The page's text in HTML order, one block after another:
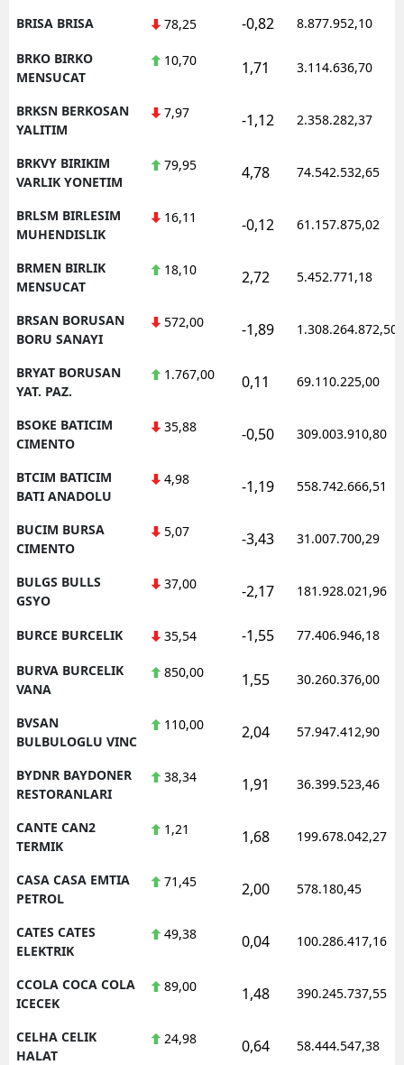
BRISA BRISA 78,25 -0,82 8.877.952,10
BRKO BIRKO
MENSUCAT
10,70 1,71 3.114.636,70
BRKSN BERKOSAN
YALITIM
7,97 -1,12 2.358.282,37
BRKVY BIRIKIM
VARLIK YONETIM
79,95 4,78 74.542.532,65
BRLSM BIRLESIM
MUHENDISLIK
16,11 -0,12 61.157.875,02
BRMEN BIRLIK
MENSUCAT
18,10 2,72 5.452.771,18
BRSAN BORUSAN
BORU SANAYI
572,00 -1,89 1.308.264.872,50
BRYAT BORUSAN
YAT. PAZ.
1.767,00 0,11 69.110.225,00
BSOKE BATICIM
CIMENTO
35,88 -0,50 309.003.910,80
BTCIM BATICIM
BATI ANADOLU
4,98 -1,19 558.742.666,51
BUCIM BURSA
CIMENTO
5,07 -3,43 31.007.700,29
BULGS BULLS
GSYO
37,00 -2,17 181.928.021,96
BURCE BURCELIK 35,54 -1,55 77.406.946,18
BURVA BURCELIK
VANA
850,00 1,55 30.260.376,00
BVSAN
BULBULOGLU VINC
110,00 2,04 57.947.412,90
BYDNR BAYDONER
RESTORANLARI
38,34 1,91 36.399.523,46
CANTE CAN2
TERMIK
1,21 1,68 199.678.042,27
CASA CASA EMTIA
PETROL
71,45 2,00 578.180,45
CATES CATES
ELEKTRIK
49,38 0,04 100.286.417,16
CCOLA COCA COLA
ICECEK
89,00 1,48 390.245.737,55
CELHA CELIK
HALAT
24,98 0,64 58.444.547,38